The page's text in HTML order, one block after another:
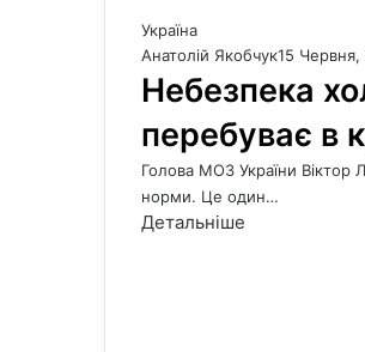
Україна
Анатолій Якобчук15
Небезпека
перебуває в
Голова МОЗ України Віктор
норми. Це один…
Детальніше